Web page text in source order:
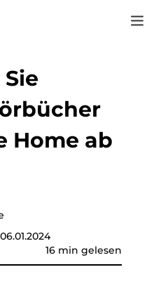
Home ab
16 min gelesen